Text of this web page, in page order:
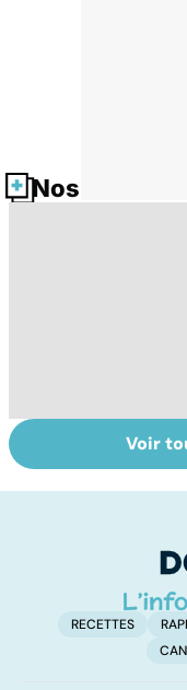
Nos fiches
La tuberculose
pulmonaire
Voir
RECETTES